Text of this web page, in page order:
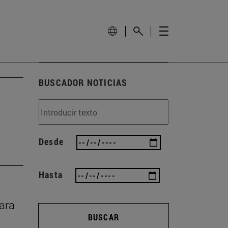
BUSCADOR NOTICIAS
Desde
Hasta
BUSCAR